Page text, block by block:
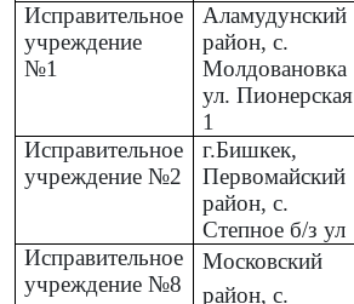
Исправительное
учреждение
№1
Аламудунский
район, с.
Молдовановка
ул. Пионерская
1
Исправительное
учреждение №2
г.Бишкек,
Первомайский
район, с.
Степное б/з ул
Исправительное
учреждение №8
Московский
район, с.